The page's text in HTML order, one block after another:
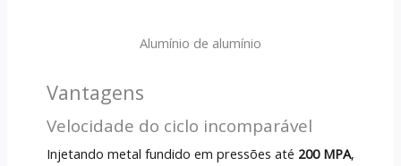
Alumínio de alumínio
Vantagens
Velocidade do ciclo incomparável
Injetando metal fundido em pressões até 200 MPA,